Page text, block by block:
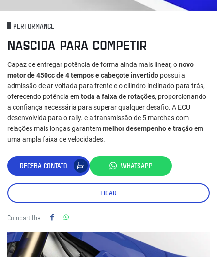
PERFORMANCE
NASCIDA PARA COMPETIR
Capaz de entregar potência de forma ainda mais linear, onovo
motor de 450cc de 4 tempos e cabeçote invertido possui a
admissão de ar voltada para frente e o cilindro inclinado para trás,
oferecendo potência emtoda a faixa de rotações, proporcionando
a confiança necessária para superar qualquer desafio. A ECU
desenvolvida para o rally. e a transmissão de 5 marchas com
relações mais longas garantemmelhor desempenho e traçãoem
uma ampla faixa de velocidades.
RECEBA CONTATO WHATSAPP
LIGAR
Compartilhe: